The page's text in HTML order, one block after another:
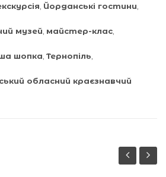
Йорданські гостини
музей майстер-клас
шопка Тернопіль
обласний краєзнавчий